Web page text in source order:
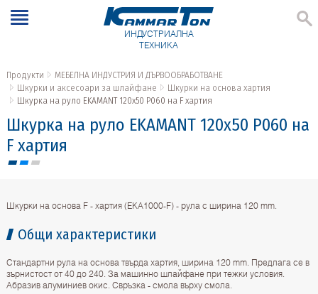
ИНДУСТРИАЛНА
ТЕХНИКА
Продукти
МЕБЕЛНА ИНДУСТРИЯ И ДЪРВООБРАБОТВАНЕ
Шкурки и аксесоари за шлайфане
Шкурки на основа хартия
Шкурка на руло EKAMANT 120х50 P060 на F хартия
Шкурка на руло EKAMANT 120х50 P060 на
F хартия
Шкурки на основа F - хартия (ЕКА1000-F) - рула с ширина 120 mm.
Общи характеристики
Стандартни рула на основа твърда хартия, ширина 120 mm. Предлага се в
зърнистост от 40 до 240. За машинно шлайфане при тежки условия.
Абразив алуминиев окис. Свръзка - смола върху смола.